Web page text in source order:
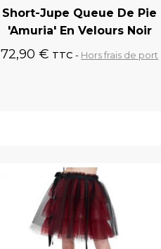
Short-Jupe Queue De Pie
'Amuria' En Velours Noir
72,90 € TTC Hors frais de port